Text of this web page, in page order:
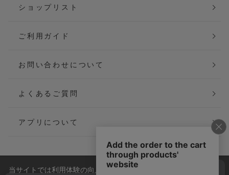
ショップリスト
ご利用ガイド
お問い合わせについて
よくあるご質問
アプリについて
当サイトでは利用体験の向上およびコンテンツの最適な提供、ト